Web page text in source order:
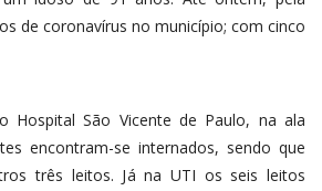
de coronavírus no município; com cinco
Hospital São Vicente de Paulo, na ala
encontram-se internados, sendo que
três leitos. Já na UTI os seis leitos